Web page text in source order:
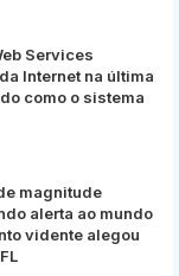
Services
Internet na última
como o sistema
magnitude
alerta ao mundo
vidente alegou